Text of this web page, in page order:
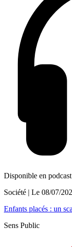
Disponible en podcast
Société | Le 08/07/
Enfants placés : un
Sens Public